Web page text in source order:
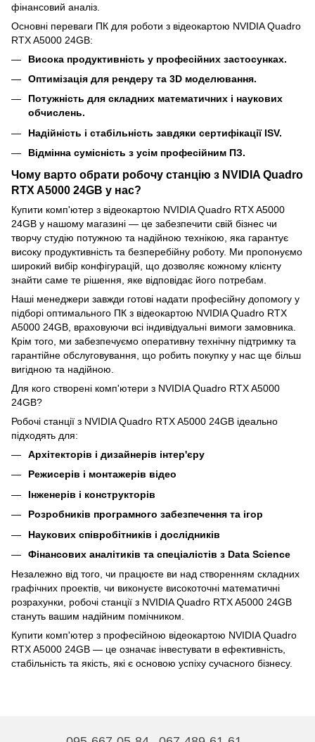
фінансовий аналіз.
Основні переваги ПК для роботи з відеокартою NVIDIA Quadro
RTX A5000 24GB:
Висока продуктивність у професійних застосунках.
Оптимізація для рендеру та 3D моделювання.
Потужність для складних математичних і наукових
обчислень.
Надійність і стабільність завдяки сертифікації ISV.
Відмінна сумісність з усім професійним ПЗ.
Чому варто обрати робочу станцію з NVIDIA Quadro
RTX A5000 24GB у нас?
Купити комп'ютер з відеокартою NVIDIA Quadro RTX A5000
24GB у нашому магазині — це забезпечити свій бізнес чи
творчу студію потужною та надійною технікою, яка гарантує
високу продуктивність та безперебійну роботу. Ми пропонуємо
широкий вибір конфігурацій, що дозволяє кожному клієнту
знайти саме те рішення, яке відповідає його потребам.
Наші менеджери завжди готові надати професійну допомогу у
підборі оптимального ПК з відеокартою NVIDIA Quadro RTX
A5000 24GB, враховуючи всі індивідуальні вимоги замовника.
Крім того, ми забезпечуємо оперативну технічну підтримку та
гарантійне обслуговування, що робить покупку у нас ще більш
вигідною та надійною.
Для кого створені комп'ютери з NVIDIA Quadro RTX A5000
24GB?
Робочі станції з NVIDIA Quadro RTX A5000 24GB ідеально
підходять для:
Архітекторів і дизайнерів інтер'єру
Режисерів і монтажерів відео
Інженерів і конструкторів
Розробників програмного забезпечення та ігор
Наукових співробітників і дослідників
Фінансових аналітиків та спеціалістів з Data Science
Незалежно від того, чи працюєте ви над створенням складних
графічних проектів, чи виконуєте високоточні математичні
розрахунки, робочі станції з NVIDIA Quadro RTX A5000 24GB
стануть вашим надійним помічником.
Купити комп'ютер з професійною відеокартою NVIDIA Quadro
RTX A5000 24GB — це означає інвестувати в ефективність,
стабільність та якість, які є основою успіху сучасного бізнесу.